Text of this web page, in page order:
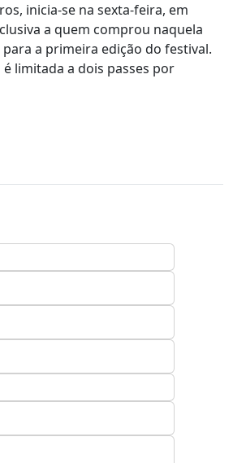
inicia-se na sexta-feira, em
a quem comprou naquela
a primeira edição do festival.
é limitada a dois passes por